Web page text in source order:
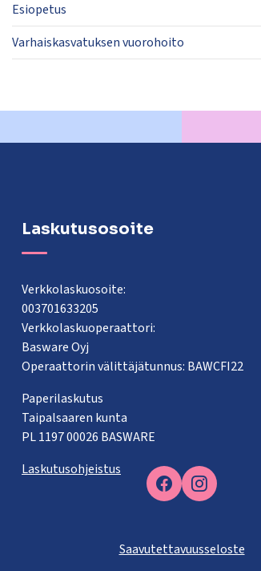
Esiopetus
Varhaiskasvatuksen vuorohoito
Facebook
Laskutusosoite
Verkkolaskuosoite:
003701633205
Verkkolaskuoperaattori:
Basware Oyj
Operaattorin välittäjätunnus: BAWCFI22
Paperilaskutus
Taipalsaaren kunta
PL 1197 00026 BASWARE
Laskutusohjeistus
Saavutettavuusseloste